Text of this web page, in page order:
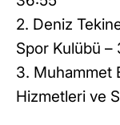
2. Deniz
Spor Kulübü –
3. Muhammet
Hizmetleri ve